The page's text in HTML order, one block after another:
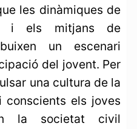
les dinàmiques de
i els mitjans de
un escenari
del jovent. Per
una cultura de la
els joves
la societat civil